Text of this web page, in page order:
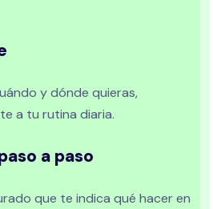
y dónde quieras,
a tu rutina diaria.
a paso
que te indica qué hacer en